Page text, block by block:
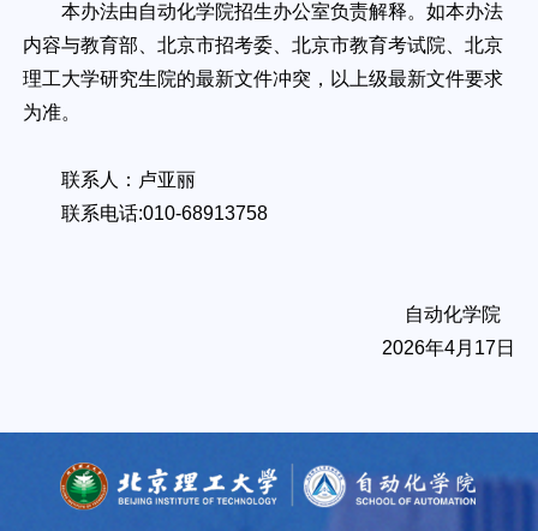
本办法由自动化学院招生办公室负责解释。如本办法
内容与教育部、北京市招考委、北京市教育考试院、北京
理工大学研究生院的最新文件冲突，以上级最新文件要求
为准。
联系人：卢亚丽
联系电话:010-68913758
自动化学院
2026年4月17日